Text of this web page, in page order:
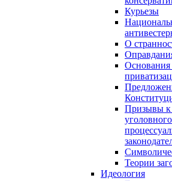
Курьезы
О
Основания
Призывы к
Теории
Идеология